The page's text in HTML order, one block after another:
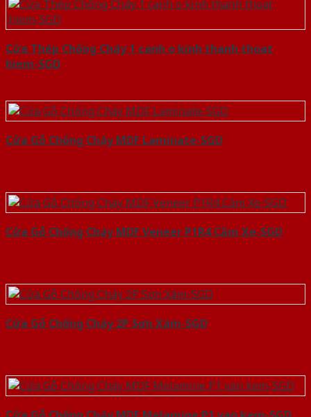
Cửa Thép Chống Cháy 1 canh o kinh thanh thoat
hiem-SGD
Cửa Gỗ Chống Cháy MDF Laminate-SGD
Cửa Gỗ Chống Cháy MDF Veneer P1R4 Căm Xe-SGD
Cửa Gỗ Chống Cháy 2P Sơn Xám-SGD